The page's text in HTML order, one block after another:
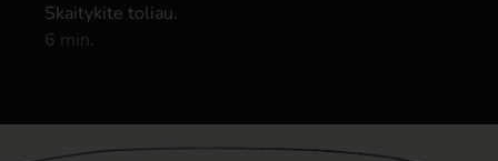
Skaitykite toliau.
6 min.